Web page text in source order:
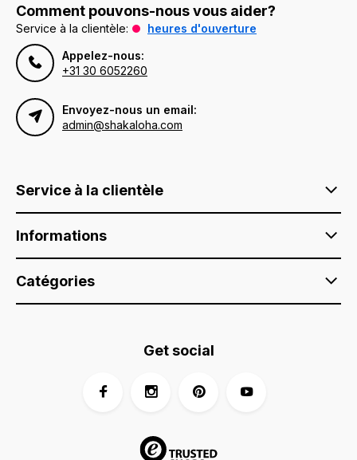
Comment pouvons-nous vous aider?
Service à la clientèle:
heures d'ouverture
Appelez-nous:
+31 30 6052260
Envoyez-nous un email:
admin@shakaloha.com
Service à la clientèle
Informations
Catégories
Get social